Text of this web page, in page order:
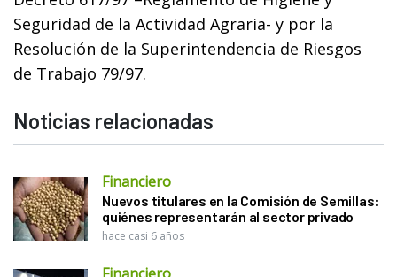
Seguridad de la Actividad Agraria- y por la
Resolución de la Superintendencia de Riesgos
de Trabajo 79/97.
Noticias relacionadas
Financiero
Nuevos titulares en la Comisión de Semillas:
quiénes representarán al sector privado
hace casi 6 años